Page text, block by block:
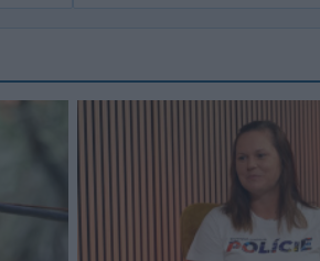
ostrova Szigetcsúcs na Dunaji v
Kisoroszi našli v
koryte rieky bombu s hmotnosťou